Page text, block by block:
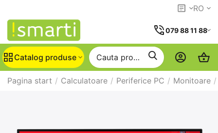
RO
079 88 11 88
Catalog produse
Pagina start / Calculatoare / Periferice PC / Monitoare /